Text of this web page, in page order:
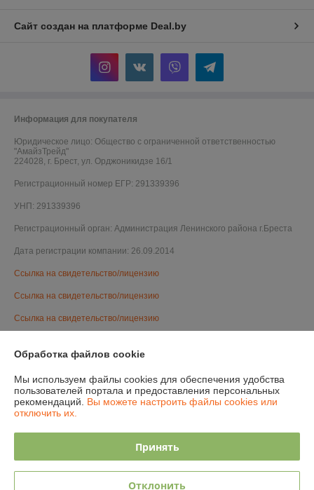
Сайт создан на платформе Deal.by
Информация для покупателя
Юридическое лицо: Общество с ограниченной ответственностью
"АмайзТрейд"
224028, г. Брест, ул. Орджоникидзе 16/1
Регистрационный номер ЕГР: 291339396
УНП: 291339396
Регистрационный орган: Администрация Ленинского района г.Бреста
Дата регистрации компании: 26.09.2014
Ссылка на свидетельство/лицензию
Ссылка на свидетельство/лицензию
Ссылка на свидетельство/лицензию
Ссылка на свидетельство/лицензию
Ссылка на свидетельство/лицензию
Ссылка на свидетельство/лицензию
Ссылка на свидетельство/лицензию
Ссылка на свидетельство/лицензию
Обработка файлов cookie
Мы используем файлы cookies для обеспечения удобства
пользователей портала и предоставления персональных
рекомендаций. Вы можете настроить файлы cookies или
отключить их.
Принять
Отклонить